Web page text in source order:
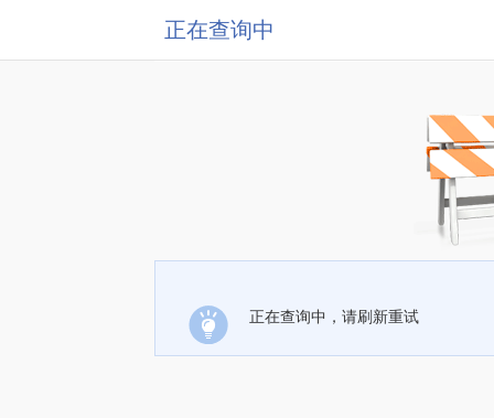
正在查询中
正在查询中，请刷新重试